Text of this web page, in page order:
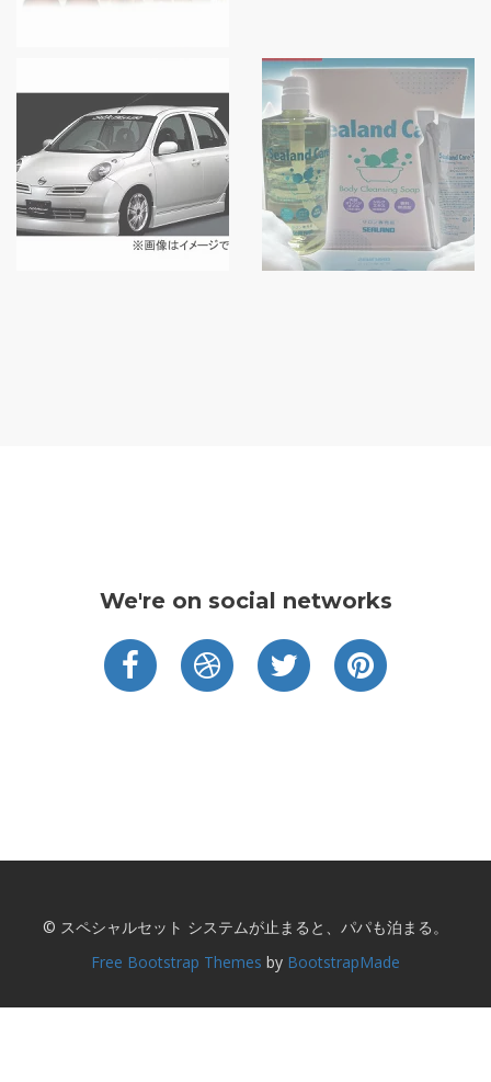
We're on social networks
© スペシャルセット システムが止まると、パパも泊まる。
Free Bootstrap Themes by BootstrapMade